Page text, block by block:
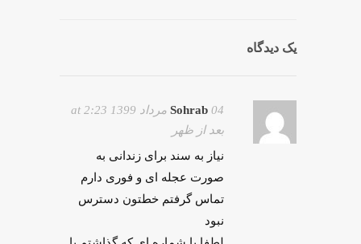
یک دیدگاه
Sohrab
04 مرداد 1399 at 2:23
بعد از ظهر
نیاز به سند برای زندانی به
صورت عجله ای و فوری دارم
تماس گرفتم خطتون دسترس
نبود